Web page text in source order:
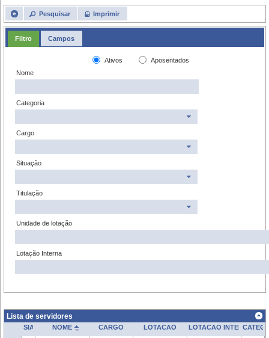
Pesquisar Imprimir
Filtro Campos
Ativos
Aposentados
Nome
Categoria
Cargo
Situação
Titulação
Unidade de lotação
Lotação Interna
Lista de servidores
SIAPE NOME CARGO LOTACAO LOTACAO INTERNA